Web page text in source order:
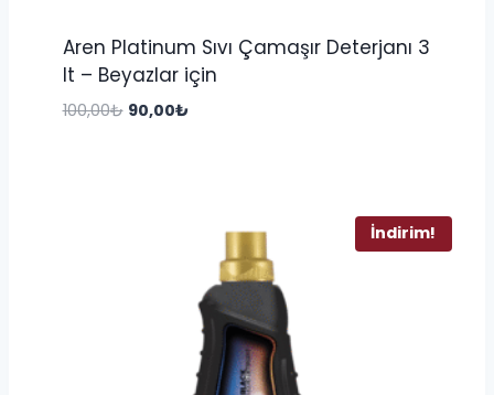
Aren Platinum Sıvı Çamaşır Deterjanı 3
lt – Beyazlar için
100,00₺ Orijinal
90,00₺Şu
İndirim!